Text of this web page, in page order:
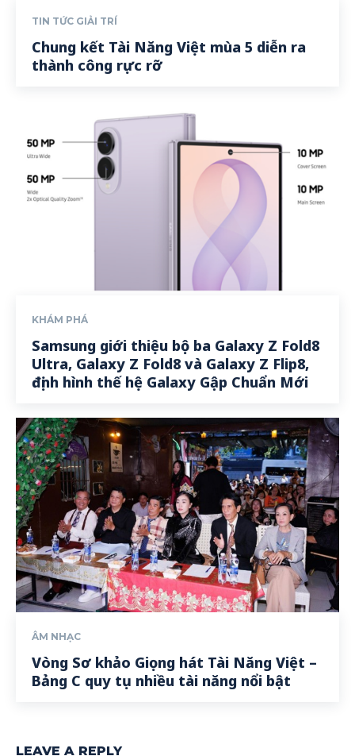
TIN TỨC GIẢI TRÍ
Chung kết Tài Năng Việt mùa 5 diễn ra
thành công rực rỡ
KHÁM PHÁ
Samsung giới thiệu bộ ba Galaxy Z Fold8
Ultra, Galaxy Z Fold8 và Galaxy Z Flip8,
định hình thế hệ Galaxy Gập Chuẩn Mới
ÂM NHẠC
Vòng Sơ khảo Giọng hát Tài Năng Việt –
Bảng C quy tụ nhiều tài năng nổi bật
LEAVE A REPLY